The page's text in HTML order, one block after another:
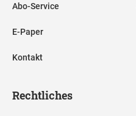
Abo-Service
E-Paper
Kontakt
Rechtliches